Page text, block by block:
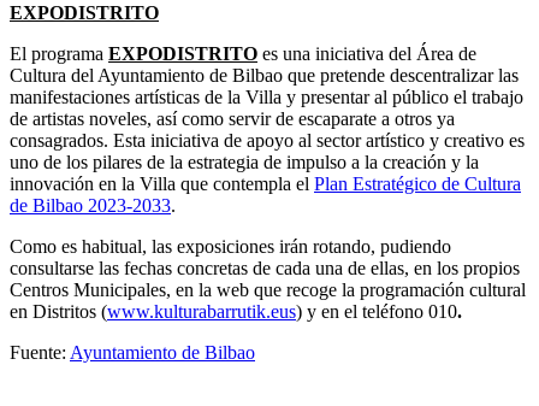
EXPODISTRITO
El programa EXPODISTRITO es una iniciativa del Área de
Cultura del Ayuntamiento de Bilbao que pretende descentralizar las
manifestaciones artísticas de la Villa y presentar al público el trabajo
de artistas noveles, así como servir de escaparate a otros ya
consagrados. Esta iniciativa de apoyo al sector artístico y creativo es
uno de los pilares de la estrategia de impulso a la creación y la
innovación en la Villa que contempla el Plan Estratégico de Cultura
de Bilbao 2023-2033.
Como es habitual, las exposiciones irán rotando, pudiendo
consultarse las fechas concretas de cada una de ellas, en los propios
Centros Municipales, en la web que recoge la programación cultural
en Distritos (www.kulturabarrutik.eus) y en el teléfono 010.
Fuente: Ayuntamiento de Bilbao